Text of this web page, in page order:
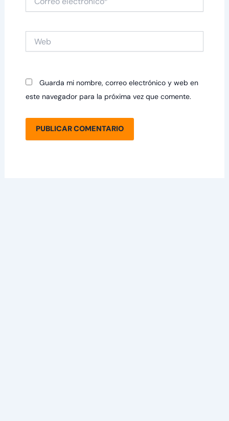
electrónico*
Guarda mi nombre, correo electrónico y web en
este navegador para la próxima vez que comente.